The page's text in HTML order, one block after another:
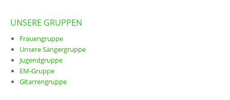
UNSERE GRUPPEN
Frauengruppe
Unsere Sängergruppe
Jugendgruppe
EM-Gruppe
Gitarrengruppe